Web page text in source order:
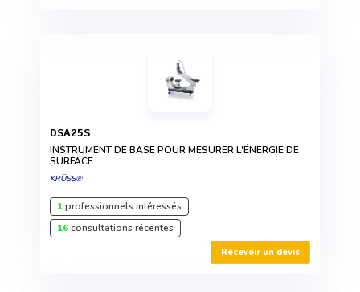
DSA25S
INSTRUMENT DE BASE POUR MESURER L'ÉNERGIE DE
SURFACE
KRÜSS®
1professionnels intéressés
16consultations récentes
Recevoir un devis